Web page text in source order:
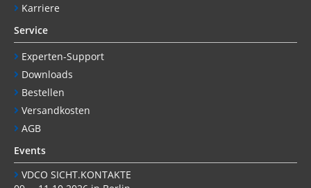
Karriere
Service
Experten-Support
Downloads
Bestellen
Versandkosten
AGB
Events
VDCO SICHT.KONTAKTE